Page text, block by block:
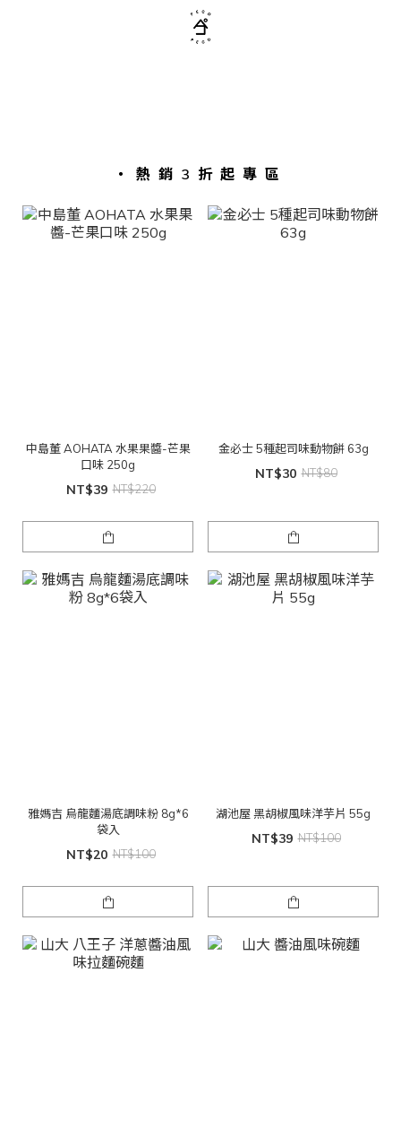
・熱銷3折起專區
中島董 AOHATA 水果果醬-芒果
口味 250g
NT$39 NT$220
金必士 5種起司味動物餅 63g
NT$30 NT$80
雅媽吉 烏龍麵湯底調味粉 8g*6
袋入
NT$20 NT$100
湖池屋 黑胡椒風味洋芋片 55g
NT$39 NT$100